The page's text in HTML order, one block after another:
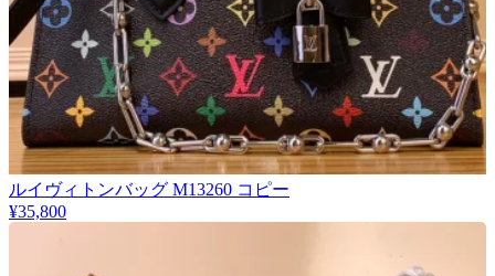
ルイヴィトンバッグ M13260 コピー
¥35,800